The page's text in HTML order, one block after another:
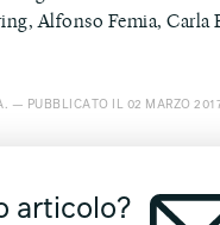
Alfonso Femia, Carla
— PUBBLICATO IL 02 MARZO
articolo?